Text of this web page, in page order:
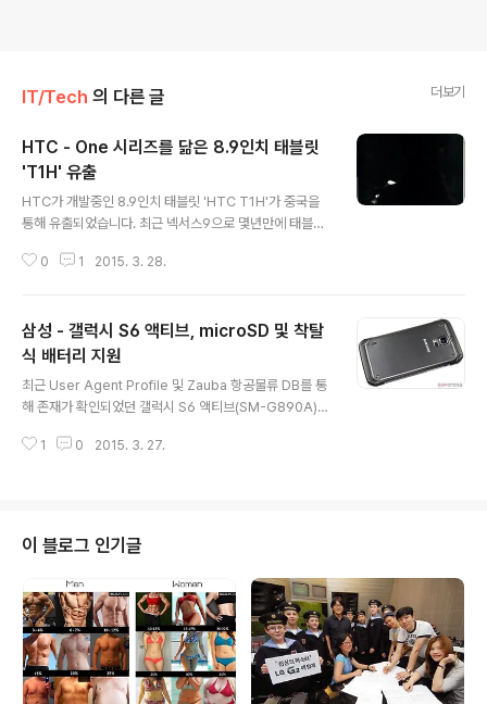
IT/Tech 의 다른 글 더보기
HTC - One 시리즈를 닮은 8.9인치 태블릿
'T1H' 유출
HTC가 개발중인 8.9인치 태블릿 'HTC T1H'가 중국을
통해 유출되었습니다. 최근 넥서스9으로 몇년만에 태블릿
스마트폰 'HTC One' 시리즈의 디자인을 계승한 것이 특
이 퀄컴 및 미디어텍의 AP를 사용했던 것과 달리 Allwinn
er의 AP를 사용한 것이 특징으로, 주요 스펙은 다음과 같
습니다. HTC T1H 스펙 8.9인치 QXGA(2048 * 1530)
디스플레이 2.2Ghz Allwinner H8 옥타코어 프로세서
(28nm 공정) PowerVR SGX544 GPU 2GB RAM 1
6/32GB ROM 전면 160만 / 후면..
0 1 2015. 3. 28.
삼성 - 갤럭시 S6 액티브, microSD 및 착탈
식 배터리 지원
최근 User Agent Profile 및 Zauba 항공물류 DB를 통
해 존재가 확인되었던 갤럭시 S6 액티브(SM-G890A)의
·방진 기능을 포함한 갤럭시S6의 파생 모델인 '갤럭시S6
mm 두꺼워진 8.8mm의 두께를 가져 방진/방수와 충격완
화등이 적용된 것을 유추할 수 있습니다. 또한, AT&T의 요
청으로 갤럭시 S6에서는 빠진 마이크로SD 및 착탈식 배
터리가 탑재되며, 전작과 같은 물리 버튼이 탑재되나 갤럭
시 S6에 포함된 지문인식 기능 및 심박 측정 기능은 포..
1 0 2015. 3. 27.
이 블로그 인기글